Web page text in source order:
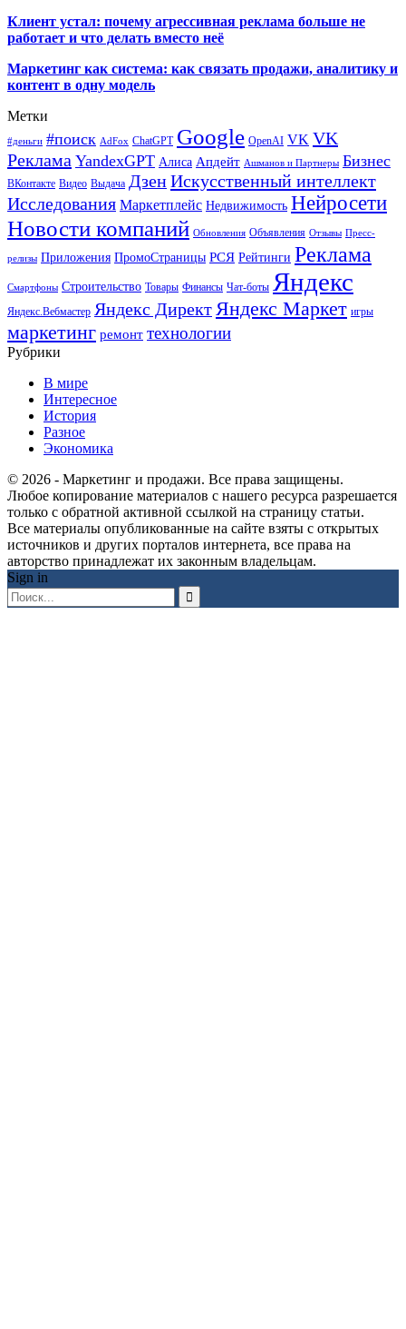
Клиент устал: почему агрессивная реклама больше не
работает и что делать вместо неё
Маркетинг как система: как связать продажи, аналитику и
контент в одну модель
Метки
#деньги #поиск AdFox ChatGPT Google OpenAI VK VK
Реклама YandexGPT Алиса Апдейт Ашманов и Партнеры Бизнес
ВКонтакте Видео Выдача ДзенИскусственный интеллект
Исследования Маркетплейс Недвижимость Нейросети
Новости компаний Обновления Объявления Отзывы Пресс-
релизы Приложения ПромоСтраницы РСЯ Рейтинги Реклама
Смартфоны Строительство Товары Финансы Чат-боты Яндекс
Яндекс.Вебмастер Яндекс ДиректЯндекс Маркет игры
маркетинг ремонт технологии
Рубрики
В мире
Интересное
История
Разное
Экономика
© 2026 - Маркетинг и продажи. Все права защищены.
Любое копирование материалов с нашего ресурса разрешается
только с обратной активной ссылкой на страницу статьи.
Все материалы опубликованные на сайте взяты с открытых
источников и других порталов интернета, все права на
авторство принадлежат их законным владельцам.
Sign in